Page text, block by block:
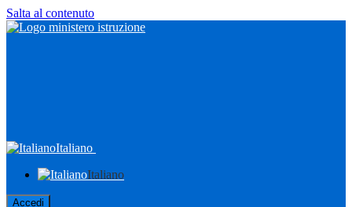
Salta al contenuto
Italiano
Italiano
Accedi